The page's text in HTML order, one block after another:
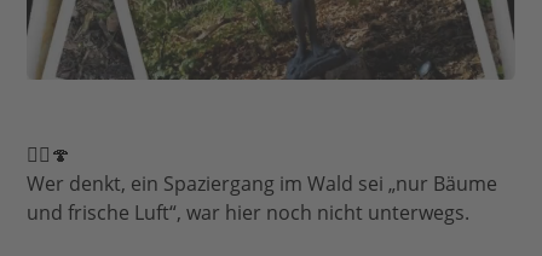
🧚‍♀️🍄
Wer denkt, ein Spaziergang im Wald sei „nur Bäume
und frische Luft“, war hier noch nicht unterwegs.